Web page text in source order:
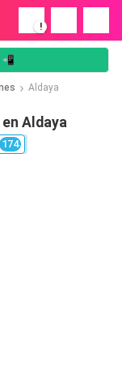
!
📲
Aldaya
Aldaya
174